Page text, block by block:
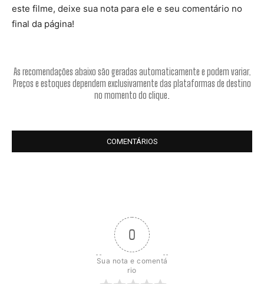
este filme, deixe sua nota para ele e seu comentário no
final da página!
As recomendações abaixo são geradas automaticamente e podem variar.
Preços e estoques dependem exclusivamente das plataformas de destino
no momento do clique.
COMENTÁRIOS
0
Sua nota e comentá
rio